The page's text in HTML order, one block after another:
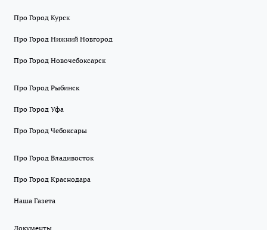
Про Город Курск
Про Город Нижний Новгород
Про Город Новочебоксарск
Про Город Рыбинск
Про Город Уфа
Про Город Чебоксары
Про Город Владивосток
Про Город Краснодара
Наша Газета
Документы